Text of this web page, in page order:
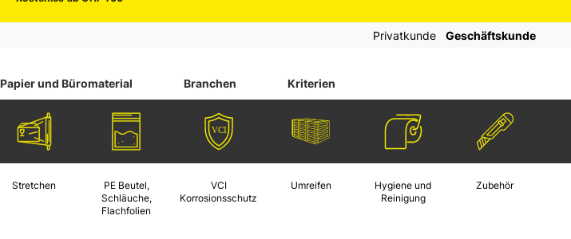
faq
Privatkunde Geschäftskunde
Papier und Büromaterial Branchen Kriterien
Stretchen
PE Beutel,
Schläuche,
Flachfolien
VCI
Korrosionsschutz
Umreifen
Hygiene und
Reinigung
Zubehör